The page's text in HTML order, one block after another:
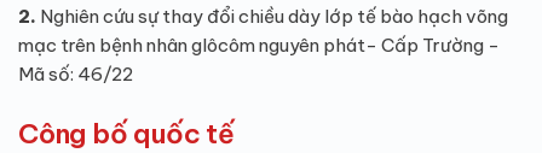
2. Nghiên cứu sự thay đổi chiều dày lớp tế bào hạch võng
mạc trên bệnh nhân glôcôm nguyên phát- Cấp Trường -
Mã số: 46/22
Công bố quốc tế